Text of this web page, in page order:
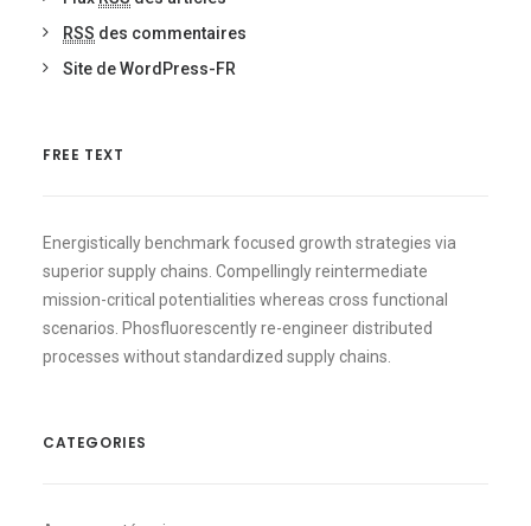
RSS des commentaires
Site de WordPress-FR
FREE TEXT
Energistically benchmark focused growth strategies via
superior supply chains. Compellingly reintermediate
mission-critical potentialities whereas cross functional
scenarios. Phosfluorescently re-engineer distributed
processes without standardized supply chains.
CATEGORIES